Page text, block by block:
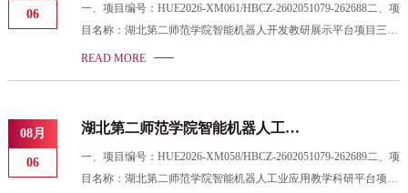
06
一、项目编号：HUE2026-XM061/HBCZ-2602051079-262688二、项
目名称：湖北第二师范学院智能机器人开发教研展示平台项目三、
中标（成交）信息中标人名称：卓思云谷数智科技（湖北）有限公
部门的确认后方可供货，否则采购人有权拒绝验收）。质保期：相
关硬件设备提供原厂免费质保3年，平台系统3年免费升级及维护。
所有采购内容应达到国家或行业颁布的现行各项技术标准、验收规
范规定和采购人验收要求。质保期从产品交货、安装、调试正常，
READ MORE
08月
06
湖北第二师范学院智能机器人工业
告
一、项目编号：HUE2026-XM058/HBCZ-2602051079-262689二、项
目名称：湖北第二师范学院智能机器人工业应用教学科研平台项目